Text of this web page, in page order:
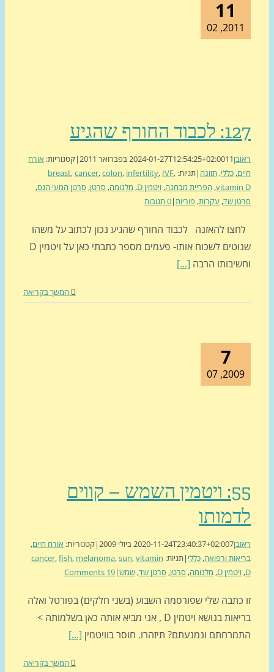
2024-01-27T12:54:25+02:00
|קטגוריות:אורח
,תזונה|תגיות: breast,cancer,colon,infertility,IVF,
, הפריית מבחנה,ויטמין D ,מלנומה,סרטן,סרטן המעי הגס ,
עקרות,פוריות|0 תגובות
להאזנה לכבוד החורף שהגיע נכון לכתוב על משהו
שנוטים לשכוח אותו- פעמים מספר כתבתי כאן על ויטמין D
הרבה[...]
המשך בקריאה
55: ויטמין השמש – קווים
2020-11-24T23:40:37+02:00
|קטגוריות:אורח חיים ,
ורפואה,כללי|תגיות: cancer,fish,melanoma,sun ,vitamin
,מלנומה,סרטן,סרטן שד, שמש|
19 Comments
כתבה שלי שפורסמה השבוע (בשני חלקים) בפורטל ואלה
בריאות בנושא ויטמין D , אני מביא אותה כאן בשלמותה >
ונמנעתם? תיזהרו. חוסר בוויטמין[...]
המשך בקריאה